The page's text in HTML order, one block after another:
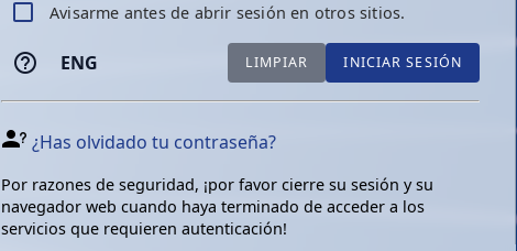
Avisarme antes de abrir sesión en otros sitios.
ENG LIMPIAR INICIAR SESIÓN
¿Has olvidado tu contraseña?
Por razones de seguridad, ¡por favor cierre su sesión y su
navegador web cuando haya terminado de acceder a los
servicios que requieren autenticación!